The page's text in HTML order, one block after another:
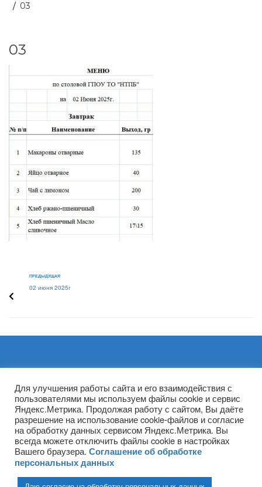
/ 03
03
ПРЕДЫДУЩАЯ
02 июня 2025г
Архивы
(ГПОУ ТО «НТПБ») 2020 г. ©
Для улучшения работы сайта и его взаимодействия с
пользователями мы используем файлы cookie и сервис
Яндекс.Метрика. Продолжая работу с сайтом, Вы даёте
разрешение на использование cookie-файлов и согласие
на обработку данных сервисом Яндекс.Метрика. Вы
всегда можете отключить файлы cookie в настройках
Вашего браузера. Соглашение об обработке
персональных данных